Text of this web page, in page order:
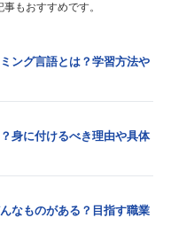
もおすすめです。
ング言語とは？学習方法や
身に付けるべき理由や具体
なものがある？目指す職業